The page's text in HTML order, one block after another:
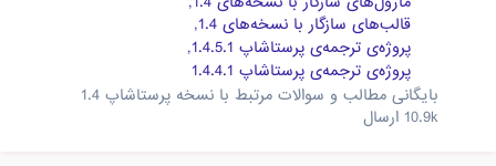
قالب‌های سازگار با نسخه‌های 1.4
پروژه‌ی ترجمه‌ی پرستاشاپ 1.4.5.1
پروژه‌ی ترجمه‌ی پرستاشاپ 1.4.4.1
بایگانی مطالب و سوالات مرتبط با نسخه پرستاشاپ 1.4
10.9k ارسال